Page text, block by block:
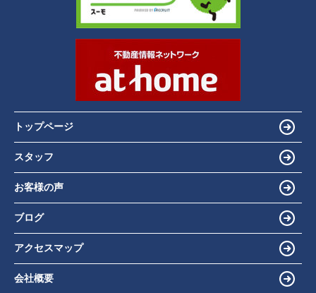
トップページ
スタッフ
お客様の声
ブログ
アクセスマップ
会社概要